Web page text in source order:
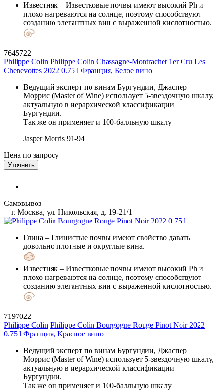
Известняк – Известковые почвы имеют высокий Ph и
плохо нагреваются на солнце, поэтому способствуют
созданию элегантных вин с выраженной кислотностью.
7645722
Philippe Colin Philippe Colin Chassagne-Montrachet 1er Cru Les
Chenevottes 2022 0.75 l Франция, Белое вино
Ведущий эксперт по винам Бургундии, Джаспер
Моррис (Master of Wine) использует 5-звездочную шкалу,
актуальную в иерархической классификации
Бургундии.
Так же он применяет и 100-балльную шкалу
Jasper Morris 91-94
Цена по запросу
Уточнить
Самовывоз
г. Москва, ул. Никольская, д. 19-21/1
Глина – Глинистые почвы имеют свойство давать
довольно плотные и округлые вина.
Известняк – Известковые почвы имеют высокий Ph и
плохо нагреваются на солнце, поэтому способствуют
созданию элегантных вин с выраженной кислотностью.
7197022
Philippe Colin Philippe Colin Bourgogne Rouge Pinot Noir 2022
0.75 l Франция, Красное вино
Ведущий эксперт по винам Бургундии, Джаспер
Моррис (Master of Wine) использует 5-звездочную шкалу,
актуальную в иерархической классификации
Бургундии.
Так же он применяет и 100-балльную шкалу